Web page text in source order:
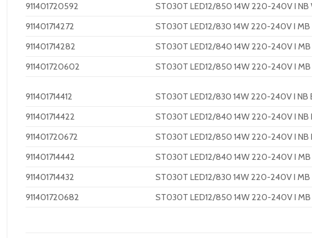
911401720592
ST030T LED12/850 14W 220-240V I NB
911401714272
ST030T LED12/830 14W 220-240V I MB
911401714282
ST030T LED12/840 14W 220-240V I
911401720602
ST030T LED12/850 14W 220-240V I
911401714412
ST030T LED12/830 14W 220-240V I NB
911401714422
ST030T LED12/840 14W 220-240V I NB
911401720672
ST030T LED12/850 14W 220-240V I NB
911401714442
ST030T LED12/840 14W 220-240V I MB
911401714432
ST030T LED12/830 14W 220-240V I MB
911401720682
ST030T LED12/850 14W 220-240V I MB